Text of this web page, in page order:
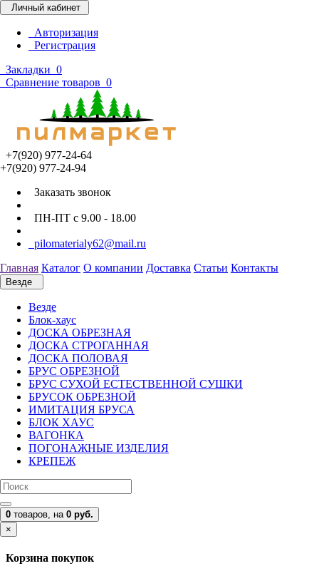
Личный кабинет
Авторизация
Регистрация
Закладки 0
Сравнение товаров 0
+7(920) 977-24-64
+7(920) 977-24-94
Заказать звонок
ПН-ПТ с 9.00 - 18.00
pilomaterialy62@mail.ru
Главная Каталог О компании Доставка Статьи Контакты
Везде
Везде
Блок-хаус
ДОСКА ОБРЕЗНАЯ
ДОСКА СТРОГАННАЯ
ДОСКА ПОЛОВАЯ
БРУС ОБРЕЗНОЙ
БРУС СУХОЙ ЕСТЕСТВЕННОЙ СУШКИ
БРУСОК ОБРЕЗНОЙ
ИМИТАЦИЯ БРУСА
БЛОК ХАУС
ВАГОНКА
ПОГОНАЖНЫЕ ИЗДЕЛИЯ
КРЕПЕЖ
0 товаров, на 0 руб.
×
Корзина покупок